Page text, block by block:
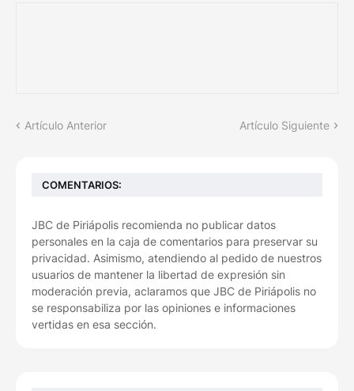
Artículo Anterior Artículo Siguiente
COMENTARIOS:
JBC de Piriápolis recomienda no publicar datos
personales en la caja de comentarios para preservar su
privacidad. Asimismo, atendiendo al pedido de nuestros
usuarios de mantener la libertad de expresión sin
moderación previa, aclaramos que JBC de Piriápolis no
se responsabiliza por las opiniones e informaciones
vertidas en esa sección.